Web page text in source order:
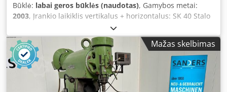
Būklė: labai geros būklės (naudotas), Gamybos metai:
2003, Įrankio laikiklis vertikalus + horizontalus: SK 40 Stalo
dydis I x P: 710 x 315 mm Vertikalios ašies suktuko greičio
diapazonas: 63 – 2500 aps./min. Horizontalios ašies
suktuko greičio diapazonas: 45 – 1800 aps./min. Eigos
diapazonai: X ašis, išilginis judesys, automatinis / rankinis:
400 / 420 mm Y ašis, skersinis judesys, automatinis /
rankinis: 220 / 228 mm + skersinė sija 375 mm Djdpfx
Aoziutzebneck Z ašis, vertikalus judesys, automatinis /
Mažas skelbimas